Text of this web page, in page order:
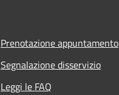
Prenotazione appuntamento
Segnalazione disservizio
Leggi le FAQ